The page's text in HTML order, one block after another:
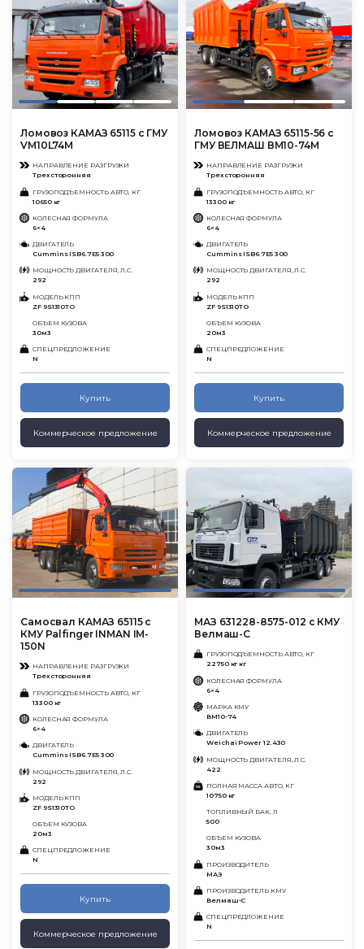
Ломовоз КАМАЗ 65115 с ГМУ
VM10L74M
НАПРАВЛЕНИЕ РАЗГРУЗКИ
Трехсторонняя
ГРУЗОПОДЪЕМНОСТЬ АВТО, КГ
10650 кг
КОЛЕСНАЯ ФОРМУЛА
6×4
ДВИГАТЕЛЬ
Cummins ISB6.7E5 300
МОЩНОСТЬ ДВИГАТЕЛЯ, Л.С.
292
МОДЕЛЬ КПП
ZF 9S1310TO
ОБЪЕМ КУЗОВА
30м3
СПЕЦПРЕДЛОЖЕНИЕ
N
Купить
Коммерческое предложение
Ломовоз КАМАЗ 65115-56 с
ГМУ ВЕЛМАШ ВМ10-74М
НАПРАВЛЕНИЕ РАЗГРУЗКИ
Трехсторонняя
ГРУЗОПОДЪЕМНОСТЬ АВТО, КГ
13300 кг
КОЛЕСНАЯ ФОРМУЛА
6×4
ДВИГАТЕЛЬ
Cummins ISB6.7E5 300
МОЩНОСТЬ ДВИГАТЕЛЯ, Л.С.
292
МОДЕЛЬ КПП
ZF 9S1310TO
ОБЪЕМ КУЗОВА
20м3
СПЕЦПРЕДЛОЖЕНИЕ
N
Купить
Коммерческое предложение
Самосвал КАМАЗ 65115 с
КМУ Palfinger INMAN IM-
150N
НАПРАВЛЕНИЕ РАЗГРУЗКИ
Трехсторонняя
ГРУЗОПОДЪЕМНОСТЬ АВТО, КГ
13300 кг
КОЛЕСНАЯ ФОРМУЛА
6×4
ДВИГАТЕЛЬ
Cummins ISB6.7E5 300
МОЩНОСТЬ ДВИГАТЕЛЯ, Л.С.
292
МОДЕЛЬ КПП
ZF 9S1310TO
ОБЪЕМ КУЗОВА
20м3
СПЕЦПРЕДЛОЖЕНИЕ
N
Купить
Коммерческое предложение
МАЗ 631228-8575-012 с КМУ
Велмаш-С
ГРУЗОПОДЪЕМНОСТЬ АВТО, КГ
22750 кг кг
КОЛЕСНАЯ ФОРМУЛА
6×4
МАРКА КМУ
ВМ10-74
ДВИГАТЕЛЬ
Wеichаi Power 12.430
МОЩНОСТЬ ДВИГАТЕЛЯ, Л.С.
422
ПОЛНАЯ МАССА АВТО, КГ
10750 кг
ТОПЛИВНЫЙ БАК, Л
500
ОБЪЕМ КУЗОВА
30м3
ПРОИЗВОДИТЕЛЬ
МАЗ
ПРОИЗВОДИТЕЛЬ КМУ
Велмаш-С
СПЕЦПРЕДЛОЖЕНИЕ
N